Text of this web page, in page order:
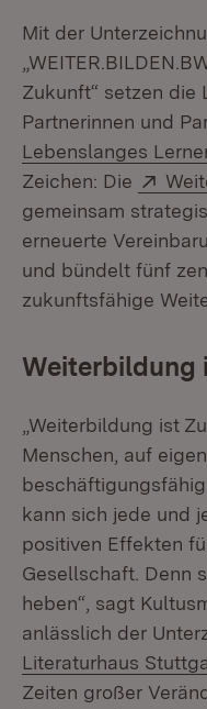
Mit der
Zukunft“ setzen die
Partnerinnen und
Lebenslanges
Zeichen: Die
gemeinsam
erneuerte
und bündelt fünf
zukunftsfähige
Weiterbildung
„Weiterbildung ist
Menschen, auf
kann sich jede und
positiven Effekten
Gesellschaft. Denn
heben“, sagt
anlässlich der
Literaturhaus
Zeiten großer